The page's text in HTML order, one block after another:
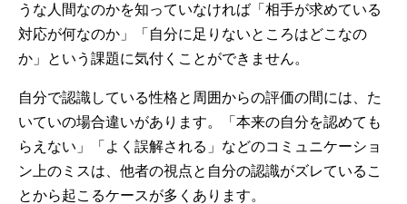
うな人間なのかを知っていなければ「相手が求めている
対応が何なのか」「自分に足りないところはどこなの
か」という課題に気付くことができません。
自分で認識している性格と周囲からの評価の間には、た
いていの場合違いがあります。「本来の自分を認めても
らえない」「よく誤解される」などのコミュニケーショ
ン上のミスは、他者の視点と自分の認識がズレているこ
とから起こるケースが多くあります。